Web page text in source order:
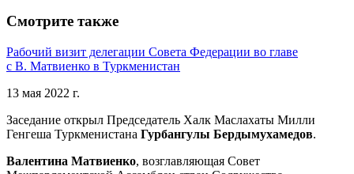
Смотрите также
Рабочий визит делегации Совета Федерации во главе
с В. Матвиенко в Туркменистан
13 мая 2022 г.
Заседание открыл Председатель Халк Маслахаты Милли
Генгеша Туркменистана Гурбангулы Бердымухамедов.
Валентина Матвиенко, возглавляющая Совет